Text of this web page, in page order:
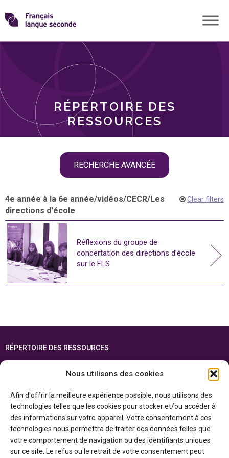
Nous utilisons des cookies
Afin d'offrir la meilleure expérience possible, nous utilisons des
technologies telles que les cookies pour stocker et/ou accéder à
des informations sur votre appareil. Votre consentement à ces
technologies nous permettra de traiter des données telles que
votre comportement de navigation ou des identifiants uniques
sur ce site. Le refus ou le retrait de votre consentement peut
Skip
toTransformons
langue
RÉPERTOIRE DES
RESSOURCES
RECHERCHE AVANCÉE
THÈMES
4e année à la 6e année/vidéos/CECR/Les
directions d'école
Clear filters
Réflexions du groupe de
concertation des directions d'école
sur le FLS
RÉPERTOIRE DES RESSOURCES
ENGLISH
Cette ressource est réalisée grâce au soutien financier du gouvernement de
l’Ontario et du gouvernement duCanada par l’entremise du ministère du
Patrimoine canadien